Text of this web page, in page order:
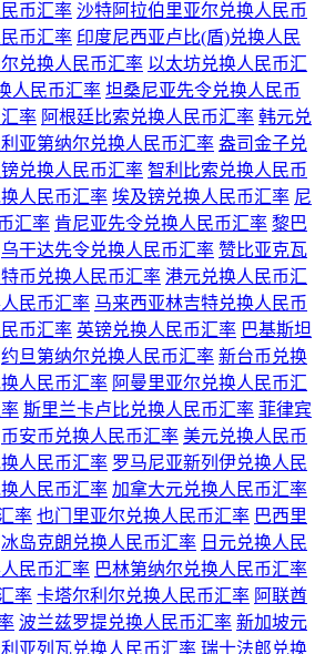
币汇率 沙特阿拉伯里亚尔兑换人民币
币汇率 印度尼西亚卢比(盾)兑换人民
兑换人民币汇率 以太坊兑换人民币汇
人民币汇率 坦桑尼亚先令兑换人民币
率 阿根廷比索兑换人民币汇率 韩元兑
亚第纳尔兑换人民币汇率 盎司金子兑
兑换人民币汇率 智利比索兑换人民币
人民币汇率 埃及镑兑换人民币汇率 尼
汇率 肯尼亚先令兑换人民币汇率 黎巴
乌干达先令兑换人民币汇率 赞比亚克瓦
特币兑换人民币汇率 港元兑换人民币汇
民币汇率 马来西亚林吉特兑换人民币
币汇率 英镑兑换人民币汇率 巴基斯坦
约旦第纳尔兑换人民币汇率 新台币兑换
人民币汇率 阿曼里亚尔兑换人民币汇
斯里兰卡卢比兑换人民币汇率 菲律宾
币安币兑换人民币汇率 美元兑换人民币
人民币汇率 罗马尼亚新列伊兑换人民
人民币汇率 加拿大元兑换人民币汇率
率 也门里亚尔兑换人民币汇率 巴西里
冰岛克朗兑换人民币汇率 日元兑换人民
民币汇率 巴林第纳尔兑换人民币汇率
率 卡塔尔利尔兑换人民币汇率 阿联酋
波兰兹罗提兑换人民币汇率 新加坡元
亚列瓦兑换人民币汇率 瑞士法郎兑换